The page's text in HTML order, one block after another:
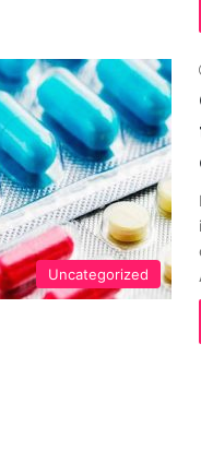
Uncategorized